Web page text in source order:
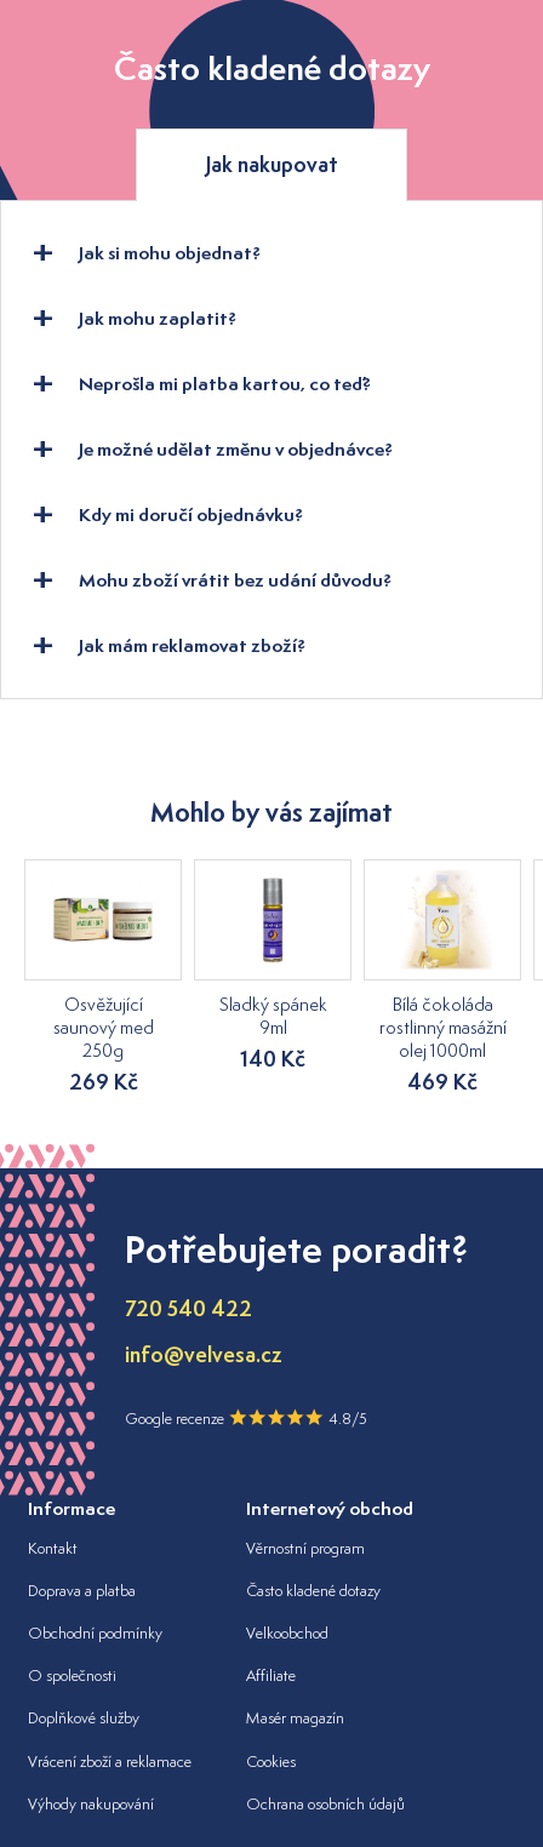
Často kladené dotazy
Jak nakupovat
Jak si mohu objednat?
Jak mohu zaplatit?
Neprošla mi platba kartou, co teď?
Je možné udělat změnu v objednávce?
Kdy mi doručí objednávku?
Mohu zboží vrátit bez udání důvodu?
Jak mám reklamovat zboží?
Mohlo by vás zajímat
Osvěžující
saunový med
250g
269 Kč
Sladký spánek
9ml
140 Kč
Bílá čokoláda
rostlinný masážní
olej 1000ml
469 Kč
Potřebujete poradit?
720 540 422
info@velvesa.cz
Google recenze 4.8/5
Informace
Kontakt
Doprava a platba
Obchodní podmínky
O společnosti
Doplňkové služby
Vrácení zboží a reklamace
Výhody nakupování
Internetový obchod
Věrnostní program
Často kladené dotazy
Velkoobchod
Affiliate
Masér magazín
Cookies
Ochrana osobních údajů